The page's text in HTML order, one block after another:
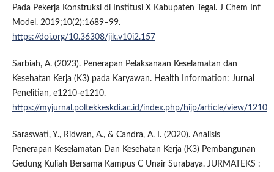
Pada Pekerja Konstruksi di Institusi X Kabupaten Tegal. J Chem Inf
Model. 2019;10(2):1689–99.
https://doi.org/10.36308/jik.v10i2.157
Sarbiah, A. (2023). Penerapan Pelaksanaan Keselamatan dan
Kesehatan Kerja (K3) pada Karyawan. Health Information: Jurnal
Penelitian, e1210-e1210.
https://myjurnal.poltekkeskdi.ac.id/index.php/hijp/article/view/1210
Saraswati, Y., Ridwan, A., & Candra, A. I. (2020). Analisis
Penerapan Keselamatan Dan Kesehatan Kerja (K3) Pembangunan
Gedung Kuliah Bersama Kampus C Unair Surabaya. JURMATEKS :